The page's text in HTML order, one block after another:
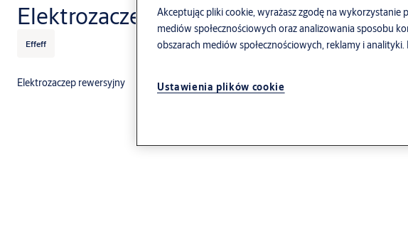
Elektrozaczep EffEff model EX138P
Effeff
Elektrozaczep rewersyjny
Akceptując pliki cookie, wyrażasz zgodę na
mediów społecznościowych oraz analizowania sposobu
obszarach mediów społecznościowych, reklamy i analityki.
Ustawienia plików cookie